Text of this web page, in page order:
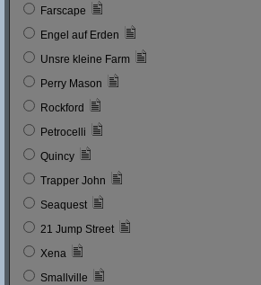
Farscape
Engel auf Erden
Unsre kleine Farm
Perry Mason
Rockford
Petrocelli
Quincy
Trapper John
Seaquest
21 Jump Street
Xena
Smallville